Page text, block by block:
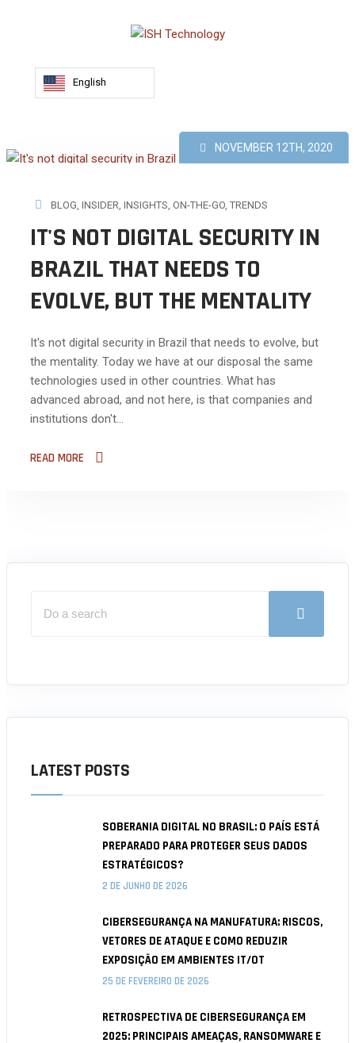
English
NOVEMBER 12TH, 2020
BLOG, INSIDER, INSIGHTS, ON-THE-GO, TRENDS
IT'S NOT DIGITAL SECURITY IN
BRAZIL THAT NEEDS TO
EVOLVE, BUT THE MENTALITY
It's not digital security in Brazil that needs to evolve, but
the mentality. Today we have at our disposal the same
technologies used in other countries. What has
advanced abroad, and not here, is that companies and
institutions don't...
READ MORE
LATEST POSTS
SOBERANIA DIGITAL NO BRASIL: O PAÍS ESTÁ
PREPARADO PARA PROTEGER SEUS DADOS
ESTRATÉGICOS?
2 DE JUNHO DE 2026
CIBERSEGURANÇA NA MANUFATURA: RISCOS,
VETORES DE ATAQUE E COMO REDUZIR
EXPOSIÇÃO EM AMBIENTES IT/OT
25 DE FEVEREIRO DE 2026
RETROSPECTIVA DE CIBERSEGURANÇA EM
2025: PRINCIPAIS AMEAÇAS, RANSOMWARE E